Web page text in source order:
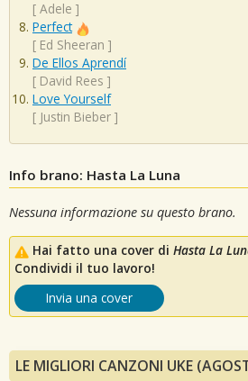
[ Adele ]
Perfect
[ Ed Sheeran ]
De Ellos Aprendí
[ David Rees ]
Love Yourself
[ Justin Bieber ]
Info brano: Hasta La Luna
Nessuna informazione su questo brano.
Hai fatto una cover di Hasta La
Condividi il tuo lavoro!
Invia una cover
LE MIGLIORI CANZONI UKE